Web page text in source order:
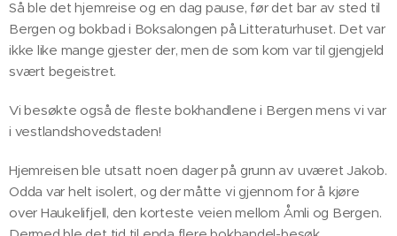
Så ble det hjemreise og en dag pause, før det bar av sted til
Bergen og bokbad i Boksalongen på Litteraturhuset. Det var
ikke like mange gjester der, men de som kom var til gjengjeld
svært begeistret.
Vi besøkte også de fleste bokhandlene i Bergen mens vi var
i vestlandshovedstaden!
Hjemreisen ble utsatt noen dager på grunn av uværet Jakob.
Odda var helt isolert, og der måtte vi gjennom for å kjøre
over Haukelifjell, den korteste veien mellom Åmli og Bergen.